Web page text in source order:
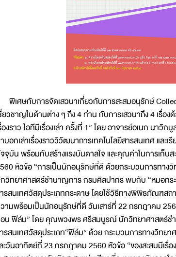
พิเศษกับการจัดเสวนาเกี่ยวกับการสะสมอนุรักษ์
ยวชาญในด้านต่าง ๆ ถึง 4 ท่าน กับการเสวนาถึง 4 เรื่
องราว ไอทีมีเรื่องเล่า ครั้งที่ 1” โดย อาจารย์อเนก น
บอกเล่าเรื่องราววิวัฒนาการเทคโนโลยีสารสนเทศ และ
จุบัน พร้อมกับสร้างแรงบันดาลใจ และคุณค่าในการเก็บ
หัวข้อ “การเป็นนักอนุรักษ์ที่ดี ด้วยกระบวนการทา
วิทยาศาสตร์ชำนาญการ กรมศิลปากร พบกับ “หมอกร
รสนเทศวัสดุประเภทกระดาษ โดยใช้วิธีทางพิพิธภัณฑส
ามพร้อมเป็นนักอนุรักษ์ที่ดี วันเสาร์ที่ 22 กรกฎาคม
น ฟิล์ม” โดย คุณพวงพร ศรีสมบูรณ์ นักวิทยาศาสตร์ช
รสนเทศวัสดุประเภท“ฟิล์ม” ด้วย กระบวนการทางวิทย
ะวันอาทิตย์ที่ 23 กรกฎาคม 2560 หัวข้อ “ของสะสมมีเรื่